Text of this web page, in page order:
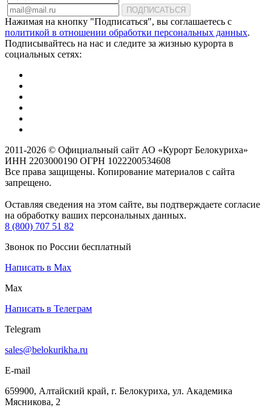
ПОДПИСАТЬСЯ
Нажимая на кнопку "Подписаться", вы соглашаетесь с
политикой в отношении обработки персональных данных.
Подписывайтесь на нас и следите за жизнью курорта в
социальных сетях:
2011-2026 © Официальный сайт АО «Курорт Белокуриха»
ИНН 2203000190 ОГРН 1022200534608
Все права защищены. Копирование материалов с сайта
запрещено.
Оставляя сведения на этом сайте, вы подтверждаете согласие
на обработку ваших персональных данных.
8 (800) 707 51 82
Звонок по России бесплатный
Написать в Max
Max
Написать в Телеграм
Telegram
sales@belokurikha.ru
E-mail
659900, Алтайский край, г. Белокуриха, ул. Академика
Мясникова, 2